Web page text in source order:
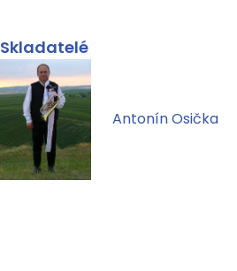
Skladatelé
Antonín Osička